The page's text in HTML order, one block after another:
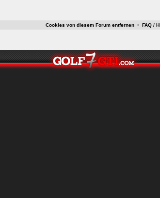
Cookies von diesem Forum entfernen • FAQ /